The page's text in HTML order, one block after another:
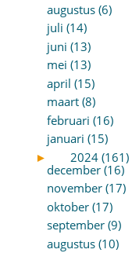
augustus (6)
juli (14)
juni (13)
mei (13)
april (15)
maart (8)
februari (16)
januari (15)
►
2024 (161)
december (16)
november (17)
oktober (17)
september (9)
augustus (10)